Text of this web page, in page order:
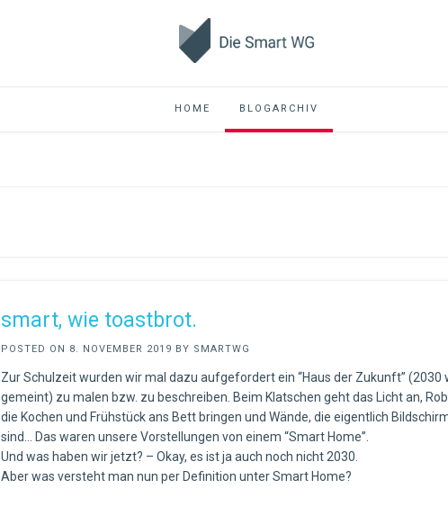
HOME BLOGARCHIV
smart, wie toastbrot.
POSTED ON 8. NOVEMBER 2019 BY SMARTWG
Zur Schulzeit wurden wir mal dazu aufgefordert ein “Haus der Zukunft” (2030
gemeint) zu malen bzw. zu beschreiben. Beim Klatschen geht das Licht an,
die Kochen und Frühstück ans Bett bringen und Wände, die eigentlich
sind… Das waren unsere Vorstellungen von einem “Smart Home”.
Und was haben wir jetzt? – Okay, es ist ja auch noch nicht 2030.
Aber was versteht man nun per Definition unter Smart Home?